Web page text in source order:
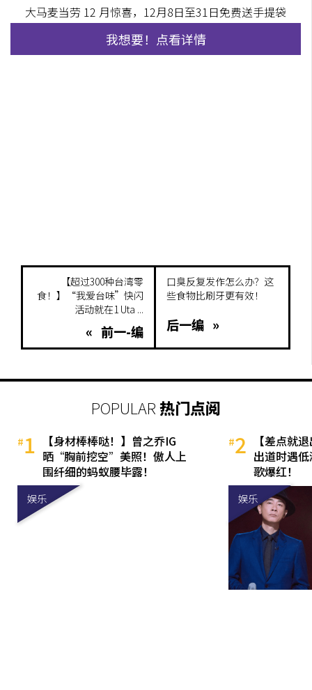
大马麦当劳 12 月惊喜，12月8日至31日免费送手提袋
我想要！点看详情
【超过300种台湾零
食！】“我爱台味”快闪
活动就在1 Uta ...
« 前一-编
口臭反复发作怎么办？这
些食物比刷牙更有效！
后一编 »
POPULAR热门点阅
1
【身材棒棒哒！】曾之乔IG
晒“胸前挖空”美照！傲人上
围纤细的蚂蚁腰毕露！
娱乐
2
【差点就
出道时遇
歌爆红！
娱乐